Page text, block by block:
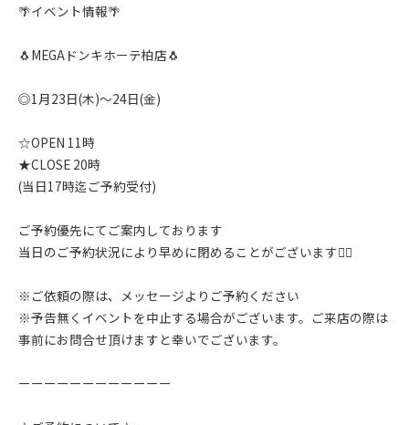
🌴イベント情報🌴
🐧MEGAドンキホーテ柏店🐧
◎1月23日(木)〜24日(金)
☆OPEN 11時
★CLOSE 20時
(当日17時迄ご予約受付)
ご予約優先にてご案内しております
当日のご予約状況により早めに閉めることがございます🙇‍♂️
※ご依頼の際は、メッセージよりご予約ください
※予告無くイベントを中止する場合がございます。ご来店の際は
事前にお問合せ頂けますと幸いでございます。
ーーーーーーーーーーーー